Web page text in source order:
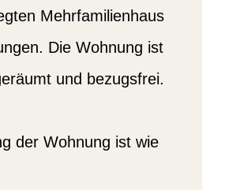
Mehrfamilienhaus
Die Wohnung ist
und bezugsfrei.
der Wohnung ist wie